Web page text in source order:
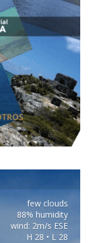
few clouds
88% humidity
wind: 2m/s ESE
H 28 • L 28